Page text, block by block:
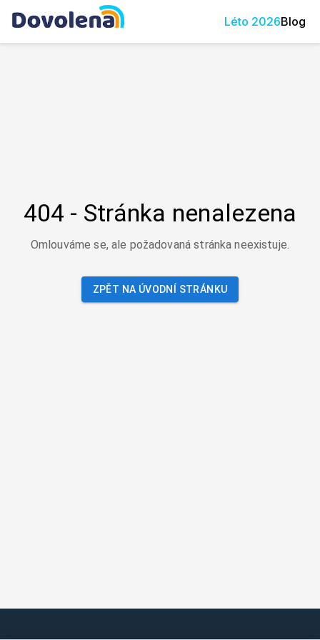
Léto 2026Blog
404 - Stránka nenalezena
Omlouváme se, ale požadovaná stránka neexistuje.
ZPĚT NA ÚVODNÍ STRÁNKU